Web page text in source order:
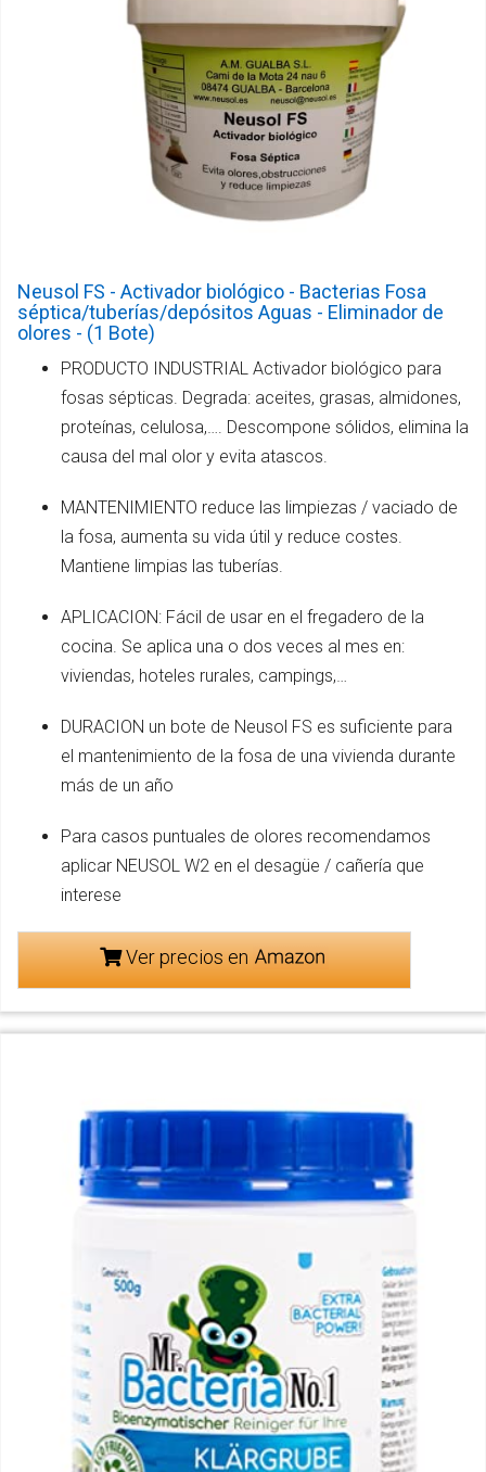
Neusol FS - Activador biológico - Bacterias Fosa
séptica/tuberías/depósitos Aguas - Eliminador de
olores - (1 Bote)
PRODUCTO INDUSTRIAL Activador biológico para
fosas sépticas. Degrada: aceites, grasas, almidones,
proteínas, celulosa,…. Descompone sólidos, elimina la
causa del mal olor y evita atascos.
MANTENIMIENTO reduce las limpiezas / vaciado de
la fosa, aumenta su vida útil y reduce costes.
Mantiene limpias las tuberías.
APLICACION: Fácil de usar en el fregadero de la
cocina. Se aplica una o dos veces al mes en:
viviendas, hoteles rurales, campings,…
DURACION un bote de Neusol FS es suficiente para
el mantenimiento de la fosa de una vivienda durante
más de un año
Para casos puntuales de olores recomendamos
aplicar NEUSOL W2 en el desagüe / cañería que
interese
Ver precios en